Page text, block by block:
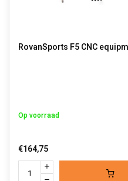
RovanSports F5 CNC
Op voorraad
€164,75